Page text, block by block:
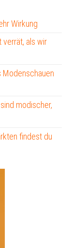
Wirkung
verrät, als wir
Modenschauen
modischer,
findest du